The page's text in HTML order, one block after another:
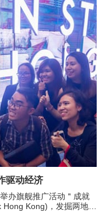
驱动经济
办旗舰推广活动＂成就
Kong)，发掘两地的